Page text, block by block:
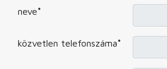
neve*
közvetlen telefonszáma*